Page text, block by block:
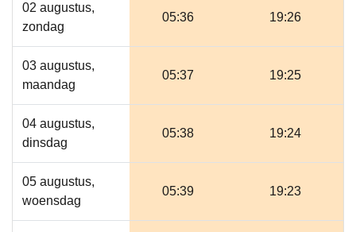
02 augustus,
zondag
05:36 19:26
03 augustus,
maandag
05:37 19:25
04 augustus,
dinsdag
05:38 19:24
05 augustus,
woensdag
05:39 19:23